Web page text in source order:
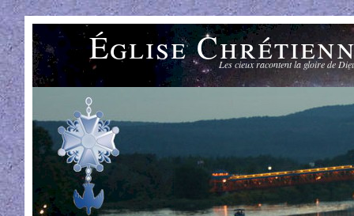
Église Les cieux racontent la gloire de